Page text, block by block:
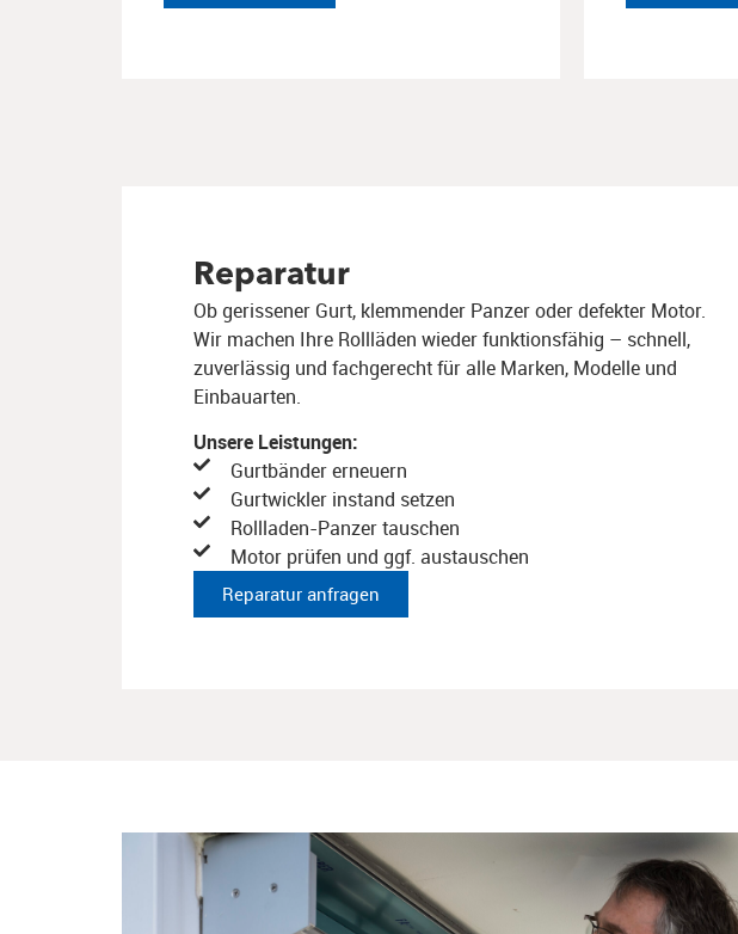
Reparatur
Ob gerissener Gurt, klemmender Panzeroder defekter Motor.
Wir machen Ihre Rollläden wieder funktionsfähig – schnell,
zuverlässig und fachgerecht für alle Marken​, Modelle und
Einbauarten.
Unsere Leistungen:
Gurtbänder erneuern​
Gurtwickler instand setzen​
Rollladen-Panzer tauschen​
Motor prüfen und ggf. austauschen​
Reparatur anfragen